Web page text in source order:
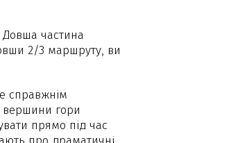
Довша частина
2/3 маршруту, ви
справжнім
вершини гори
прямо під час